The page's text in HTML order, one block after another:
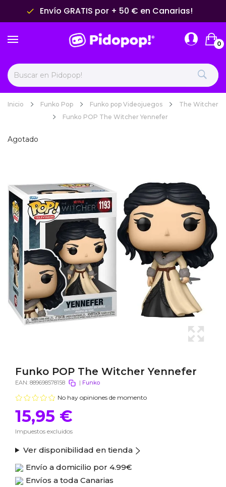
done Envío GRATIS por + 50 € en Canarias!
0
Inicio Funko Pop Funko pop Videojuegos
The Witcher
Funko POP The Witcher Yennefer
Agotado
Funko POP The Witcher Yennefer
EAN: 889698578158 | Funko
No hay opiniones de momento
15,95 €
Impuestos excluidos
Ver disponibilidad en tienda
Envío a domicilio por 4.99€
Envíos a toda Canarias